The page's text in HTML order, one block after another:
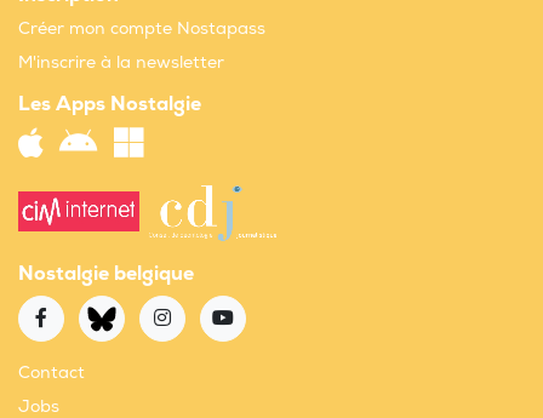
Créer mon compte Nostapass
M'inscrire à la newsletter
Les Apps Nostalgie
Nostalgie belgique
Contact
Jobs